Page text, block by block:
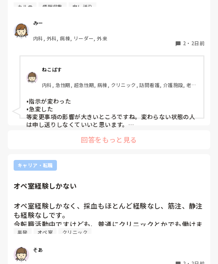
りと記録に残していない場合はとても困ることが増えまし
た。申し送り自体は存在していますが、後残業もなくす風潮
で、5分以内で終わるように、と言われています。
人にもよるのですが、端的な申し送りのためにこれだけは知
っておきたい内容は何ですか？？
カルテ 情報収集 申し送り
みー
内科, 外科, 病棟, リーダー, 外来
2 ・ 2日前
ねこばす
内科, 急性期, 超急性期, 病棟, クリニック, 訪問看護, 介護施設, 老健
末期, 透析, 保育園・学校, SCU, 派遣, 小規模多機能, 看護多機能
•指示が変わった
•急変した
等変更事項の影響が大きいところですね。変わらない状態の人
は申し送りしなくていいと思います。
Wordで文章を作って渡してました。
回答をもっと見る
キャリア・転職
オペ室経験しかない
オペ室経験しかなく、採血もほとんど経験なし、筋注、静注
も経験なしです。
今転職活動中ですけども、普通にクリニックとかでも働けま
すかね(考えてるところは、眼科や皮膚科あたりです)
もう一つ、単発のバイトもしたいのですがオペ室経験しかな
い人でも働けるようなところはありますかね。
単発 オペ室 クリニック
そあ